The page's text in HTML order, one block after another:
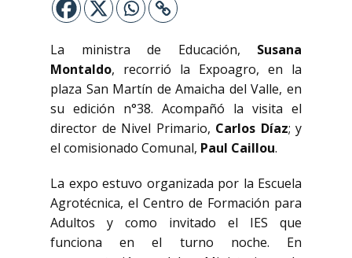
La ministra de Educación, Susana
Montaldo, recorrió la Expoagro, en la
plaza San Martín de Amaicha del Valle, en
su edición n°38. Acompañó la visita el
director de Nivel Primario, Carlos Díaz; y
el comisionado Comunal, Paul Caillou.
La expo estuvo organizada por la Escuela
Agrotécnica, el Centro de Formación para
Adultos y como invitado el IES que
funciona en el turno noche. En